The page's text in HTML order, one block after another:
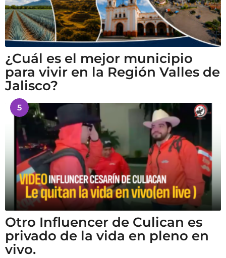
¿Cuál es el mejor municipio
para vivir en la Región Valles de
Jalisco?
5
Otro Influencer de Culican es
privado de la vida en pleno en
vivo.